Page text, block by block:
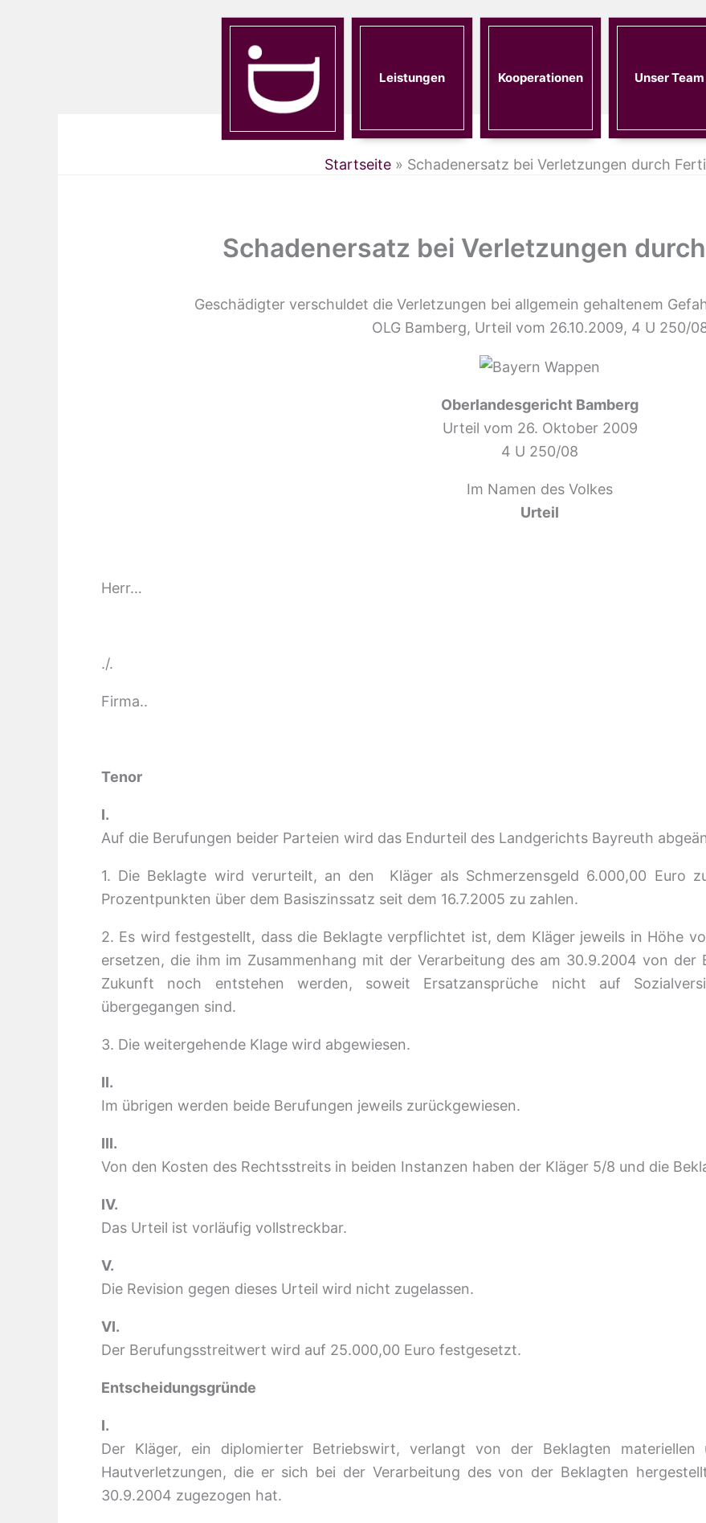
Leistungen Kooperationen Unser Team
Startseite » Schadenersatz bei Verletzungen durch
Schadenersatz bei Verletzungen
Geschädigter verschuldet die Verletzungen bei allgemein gehaltenem
OLG Bamberg, Urteil vom 26.10.2009, 4 U 250/
Oberlandesgericht Bamberg
Urteil vom 26. Oktober 2009
4 U 250/08
Im Namen des Volkes
Urteil
Herr…
./.
Firma..
Tenor
I.
Auf die Berufungen beider Parteien wird das Endurteil des Landgerichts Bayreuth
1. Die Beklagte wird verurteilt, an den Kläger als Schmerzensgeld 6.000,00 Euro
Prozentpunkten über dem Basiszinssatz seit dem 16.7.2005 zu zahlen.
2. Es wird festgestellt, dass die Beklagte verpflichtet ist, dem Kläger jeweils in Höhe
ersetzen, die ihm im Zusammenhang mit der Verarbeitung des am 30.9.2004 von der
Zukunft noch entstehen werden, soweit Ersatzansprüche nicht auf
übergegangen sind.
3. Die weitergehende Klage wird abgewiesen.
II.
Im übrigen werden beide Berufungen jeweils zurückgewiesen.
III.
Von den Kosten des Rechtsstreits in beiden Instanzen haben der Kläger 5/8 und die
IV.
Das Urteil ist vorläufig vollstreckbar.
V.
Die Revision gegen dieses Urteil wird nicht zugelassen.
VI.
Der Berufungsstreitwert wird auf 25.000,00 Euro festgesetzt.
Entscheidungsgründe
I.
Der Kläger, ein diplomierter Betriebswirt, verlangt von der Beklagten materiellen
Hautverletzungen, die er sich bei der Verarbeitung des von der Beklagten
30.9.2004 zugezogen hat.